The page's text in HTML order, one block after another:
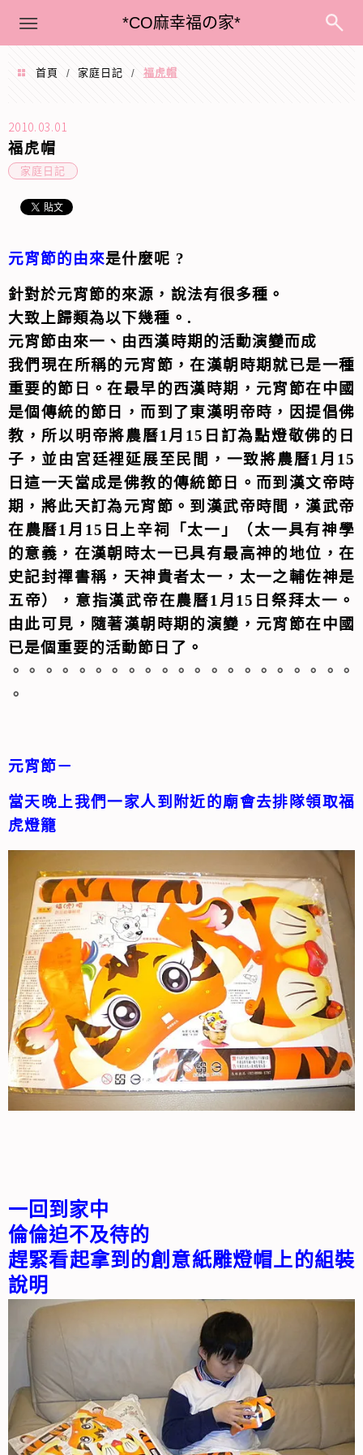
*CO麻幸福の家*
menu
首頁 / 家庭日記 / 福虎帽
2010.03.01
福虎帽
家庭日記
元宵節的由來是什麼呢 ?
針對於元宵節的來源，說法有很多種。
大致上歸類為以下幾種。 .
元宵節由來一、由西漢時期的活動演變而成
我們現在所稱的元宵節，在漢朝時期就已是一種
重要的節日。在最早的西漢時期，元宵節在中國
是個傳統的節日，而到了東漢明帝時，因提倡佛
教，所以明帝將農曆1月 15 日訂為點燈敬佛的日
子，並由宮廷裡延展至民間，一致將農曆1月 15
日這一天當成是佛教的傳統節日。而到漢文帝時
期，將此天訂為元宵節。到漢武帝時間，漢武帝
在農曆1月 15 日上辛祠「太一」（太一具有神學
的意義，在漢朝時太一已具有最高神的地位，在
史記封禪書稱，天神貴者太一，太一之輔佐神是
五帝），意指漢武帝在農曆1月 15 日祭拜太一。
由此可見，隨著漢朝時期的演變，元宵節在中國
已是個重要的活動節日了。
。。。。。。。。。。。。。。。。。。。。。
。
元宵節－
當天晚上我們一家人到附近的廟會去排隊領取福
虎燈籠
一回到家中
倫倫迫不及待的
趕緊看起拿到的創意紙雕燈帽上的組裝
說明